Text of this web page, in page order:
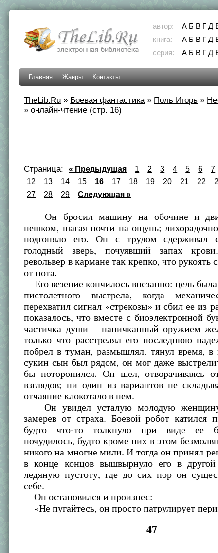
автор: А Б В Г Д
книга:
А Б В Г Д
серия:
А Б В Г Д
Главная Жанры Контакты
TheLib.Ru » Боевая фантастика» Поль Игорь »
»онлайн-чтение (стр. 16)
Страница: « Предыдущая 1 2 3 4 5 6
7
12
13 14 15 16 17 18 19 20 21 22
27
28 29 Следующая »
Он бросил машину на обочине и
пешком, шагая почти на ощупь;
подгоняло его. Он с трудом сдерживал
голодный зверь, почуявший запах
револьвер в кармане так крепко, что рукоять
от пота.
Его везение кончилось внезапно: цель
пистолетного выстрела, когда
перехватил сигнал «стрекозы» и сбил ее из
показалось, что вместе с биоэлектронной
частичка души – напичканный оружием
только что расстрелял его последнюю
побрел в туман, размышлял, тянул время, в
сукин сын был рядом, он мог даже
бы поторопился. Он шел, отворачиваясь
взглядов; ни один из вариантов не
отчаяние клокотало в нем.
Он увидел усталую молодую
замерев от страха. Боевой робот катился
будто что-то толкнуло при виде ее
почудилось, будто кроме них в этом
никого на многие мили. И тогда он принял
в конце концов вышвырнуло его в
ледяную пустоту, где до сих пор он
себе.
Он остановился и произнес:
«Не пугайтесь, он просто патрулирует
47